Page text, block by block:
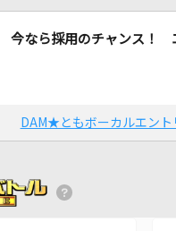
今なら採用のチャンス！
DAM★ともボーカルエント